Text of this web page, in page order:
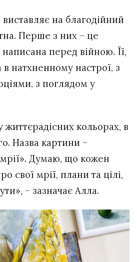
на благодійний
Перше з них – це
перед війною. Її,
натхненному настрої, з
з поглядом у
кольорах, в
Назва картини –
Думаю, що кожен
свої мрії, плани та цілі,
– зазначає Алла.